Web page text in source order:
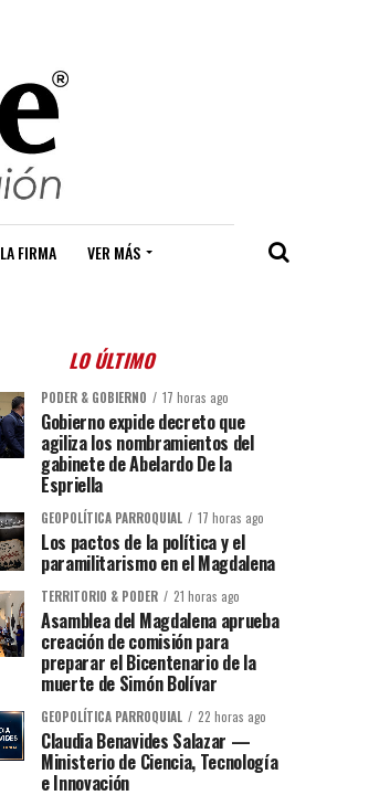
LA FIRMA VER MÁS
LO ÚLTIMO
PODER & GOBIERNO 17 horas ago
Gobierno expide decreto que
agiliza los nombramientos del
gabinete de Abelardo De la
Espriella
GEOPOLÍTICA PARROQUIAL 17 horas ago
Los pactos de la política y el
paramilitarismo en el Magdalena
TERRITORIO & PODER 21 horas ago
Asamblea del Magdalena aprueba
creación de comisión para
preparar el Bicentenario de la
muerte de Simón Bolívar
GEOPOLÍTICA PARROQUIAL 22 horas ago
Claudia Benavides Salazar —
Ministerio de Ciencia, Tecnología
e Innovación